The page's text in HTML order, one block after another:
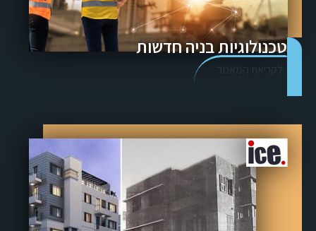
טכנולוגיות בניה חדשות
לקריאת המאמר